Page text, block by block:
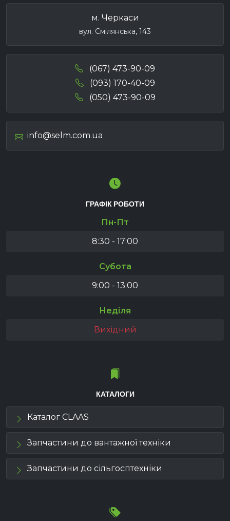
м. Черкаси
вул. Смілянська, 143
(067) 473-90-09
(093) 170-40-09
(050) 473-90-09
info@selm.com.ua
ГРАФІК РОБОТИ
Пн-Пт
8:30 - 17:00
Субота
9:00 - 13:00
Неділя
Вихідний
КАТАЛОГИ
Каталог CLAAS
Запчастини до вантажної техніки
Запчастини до сільгосптехніки